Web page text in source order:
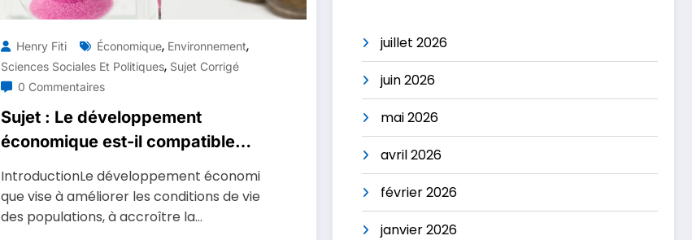
Henry Fiti Économique, Environnement,
Sciences Sociales Et Politiques, Sujet Corrigé
0 Commentaires
Sujet : Le développement
économique est-il compatible
avec la protection de
l’environnement ?
IntroductionLe développement économi
que vise à améliorer les conditions de vie
des populations, à accroître la…
juillet 2026
juin 2026
mai 2026
avril 2026
février 2026
janvier 2026